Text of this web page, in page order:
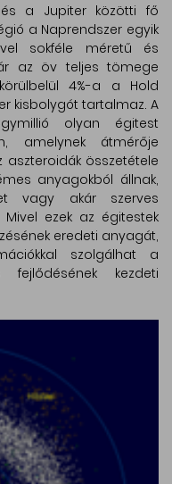
a Jupiter közötti fő
a Naprendszer egyik
sokféle méretű és
az öv teljes tömege
4%-a a Hold
kisbolygót tartalmaz. A
olyan égitest
amelynek átmérője
összetétele
anyagokból állnak,
vagy akár szerves
ezek az égitestek
eredeti anyagát,
szolgálhat a
fejlődésének kezdeti